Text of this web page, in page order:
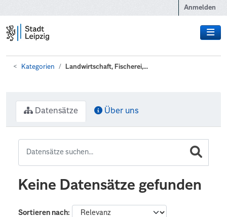
Anmelden
Kategorien Landwirtschaft, Fischerei,...
Datensätze Über uns
Keine Datensätze gefunden
Sortieren nach